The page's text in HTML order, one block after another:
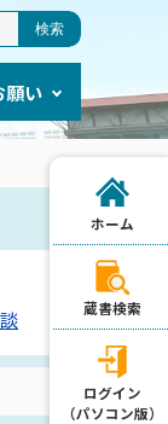
願い
ホーム
蔵書検索
ログイン
（パソコン版）